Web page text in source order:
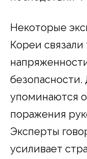
Некоторые
Кореи
упоминаются
поражения
Эксперты
усиливает